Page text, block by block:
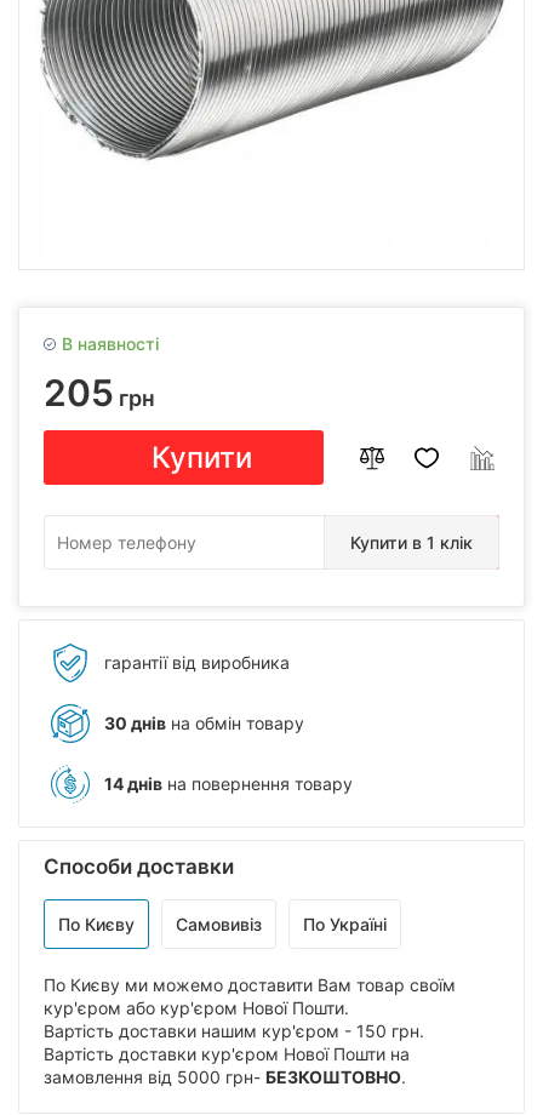
В наявності
205 грн
Купити
Купити в 1 клік
гарантії від виробника
30 днів на обмін товару
14 днів на повернення товару
Способи доставки
По Києву Самовивіз По Україні
По Києву ми можемо доставити Вам товар своїм
кур'єром або кур'єром Нової Пошти.
Вартість доставки нашим кур'єром - 150 грн.
Вартість доставки кур'єром Нової Пошти на
замовлення від 5000 грн- БЕЗКОШТОВНО.